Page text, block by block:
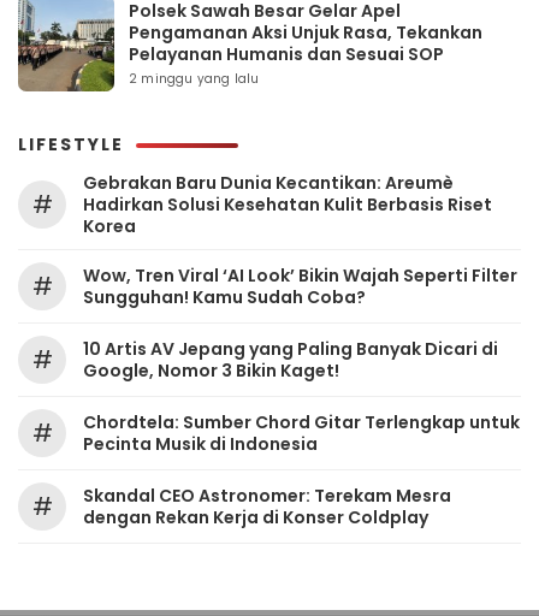
Polsek Sawah Besar Gelar Apel
Pengamanan Aksi Unjuk Rasa, Tekankan
Pelayanan Humanis dan Sesuai SOP
2 minggu yang lalu
LIFESTYLE
#
Gebrakan Baru Dunia Kecantikan: Areumè
Hadirkan Solusi Kesehatan Kulit Berbasis Riset
Korea
#
Wow, Tren Viral ‘AI Look’ Bikin Wajah Seperti Filter
Sungguhan! Kamu Sudah Coba?
#
10 Artis AV Jepang yang Paling Banyak Dicari di
Google, Nomor 3 Bikin Kaget!
#
Chordtela: Sumber Chord Gitar Terlengkap untuk
Pecinta Musik di Indonesia
#
Skandal CEO Astronomer: Terekam Mesra
dengan Rekan Kerja di Konser Coldplay